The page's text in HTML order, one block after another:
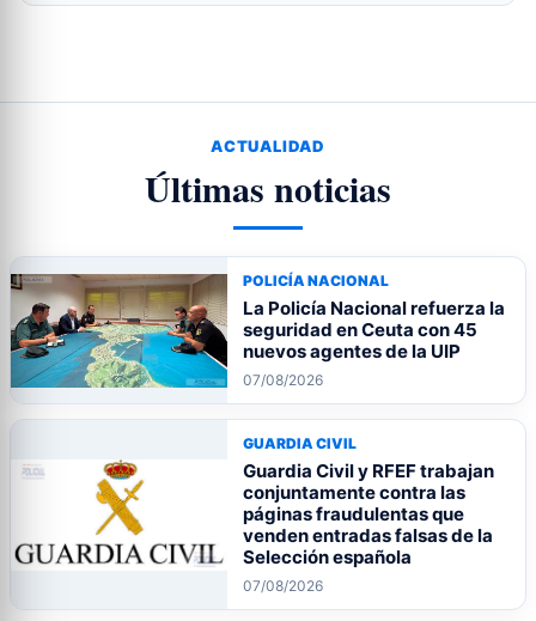
ACTUALIDAD
Últimas noticias
POLICÍA NACIONAL
La Policía Nacional refuerza la
seguridad en Ceuta con 45
nuevos agentes de la UIP
07/08/2026
GUARDIA CIVIL
Guardia Civil y RFEF trabajan
conjuntamente contra las
páginas fraudulentas que
venden entradas falsas de la
Selección española
07/08/2026